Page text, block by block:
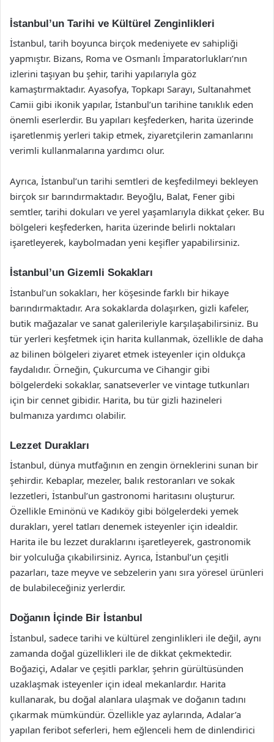
İstanbul’un Tarihi ve Kültürel Zenginlikleri
İstanbul, tarih boyunca birçok medeniyete ev sahipliği
yapmıştır. Bizans, Roma ve Osmanlı İmparatorlukları’nın
izlerini taşıyan bu şehir, tarihi yapılarıyla göz
kamaştırmaktadır. Ayasofya, Topkapı Sarayı, Sultanahmet
Camii gibi ikonik yapılar, İstanbul’un tarihine tanıklık eden
önemli eserlerdir. Bu yapıları keşfederken, harita üzerinde
işaretlenmiş yerleri takip etmek, ziyaretçilerin zamanlarını
verimli kullanmalarına yardımcı olur.
Ayrıca, İstanbul’un tarihi semtleri de keşfedilmeyi bekleyen
birçok sır barındırmaktadır. Beyoğlu, Balat, Fener gibi
semtler, tarihi dokuları ve yerel yaşamlarıyla dikkat çeker. Bu
bölgeleri keşfederken, harita üzerinde belirli noktaları
işaretleyerek, kaybolmadan yeni keşifler yapabilirsiniz.
İstanbul’un Gizemli Sokakları
İstanbul’un sokakları, her köşesinde farklı bir hikaye
barındırmaktadır. Ara sokaklarda dolaşırken, gizli kafeler,
butik mağazalar ve sanat galerileriyle karşılaşabilirsiniz. Bu
tür yerleri keşfetmek için harita kullanmak, özellikle de daha
az bilinen bölgeleri ziyaret etmek isteyenler için oldukça
faydalıdır. Örneğin, Çukurcuma ve Cihangir gibi
bölgelerdeki sokaklar, sanatseverler ve vintage tutkunları
için bir cennet gibidir. Harita, bu tür gizli hazineleri
bulmanıza yardımcı olabilir.
Lezzet Durakları
İstanbul, dünya mutfağının en zengin örneklerini sunan bir
şehirdir. Kebaplar, mezeler, balık restoranları ve sokak
lezzetleri, İstanbul’un gastronomi haritasını oluşturur.
Özellikle Eminönü ve Kadıköy gibi bölgelerdeki yemek
durakları, yerel tatları denemek isteyenler için idealdir.
Harita ile bu lezzet duraklarını işaretleyerek, gastronomik
bir yolculuğa çıkabilirsiniz. Ayrıca, İstanbul’un çeşitli
pazarları, taze meyve ve sebzelerin yanı sıra yöresel ürünleri
de bulabileceğiniz yerlerdir.
Doğanın İçinde Bir İstanbul
İstanbul, sadece tarihi ve kültürel zenginlikleri ile değil, aynı
zamanda doğal güzellikleri ile de dikkat çekmektedir.
Boğaziçi, Adalar ve çeşitli parklar, şehrin gürültüsünden
uzaklaşmak isteyenler için ideal mekanlardır. Harita
kullanarak, bu doğal alanlara ulaşmak ve doğanın tadını
çıkarmak mümkündür. Özellikle yaz aylarında, Adalar’a
yapılan feribot seferleri, hem eğlenceli hem de dinlendirici